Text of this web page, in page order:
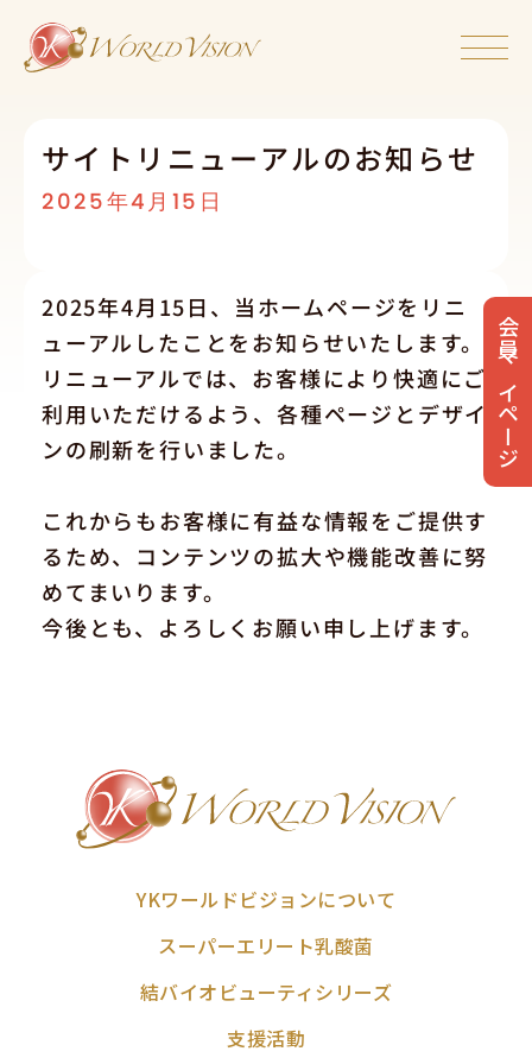
会員マイページ
サイトリニューアルのお知らせ
2025年4月15日
2025年4月15日、当ホームページをリニ
ューアルしたことをお知らせいたします。
リニューアルでは、お客様により快適にご
利用いただけるよう、各種ページとデザイ
ンの刷新を行いました。
これからもお客様に有益な情報をご提供す
るため、コンテンツの拡大や機能改善に努
めてまいります。
今後とも、よろしくお願い申し上げます。
YKワールドビジョンについて
スーパーエリート乳酸菌
結バイオビューティシリーズ
支援活動